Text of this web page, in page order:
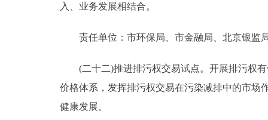
入、业务发展相结合。
责任单位：市环保局、市金融局、北京银监
(二十二)推进排污权交易试点。开展排污权有
价格体系，发挥排污权交易在污染减排中的市场
健康发展。